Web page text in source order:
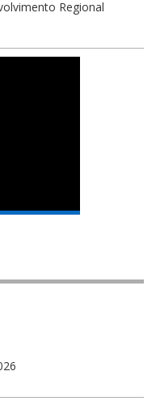
Regional